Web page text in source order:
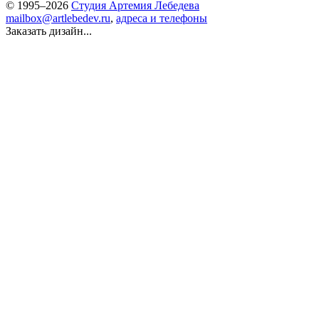
© 1995–2026 Студия Артемия Лебедева
mailbox@artlebedev.ru, адреса и телефоны
Заказать дизайн...